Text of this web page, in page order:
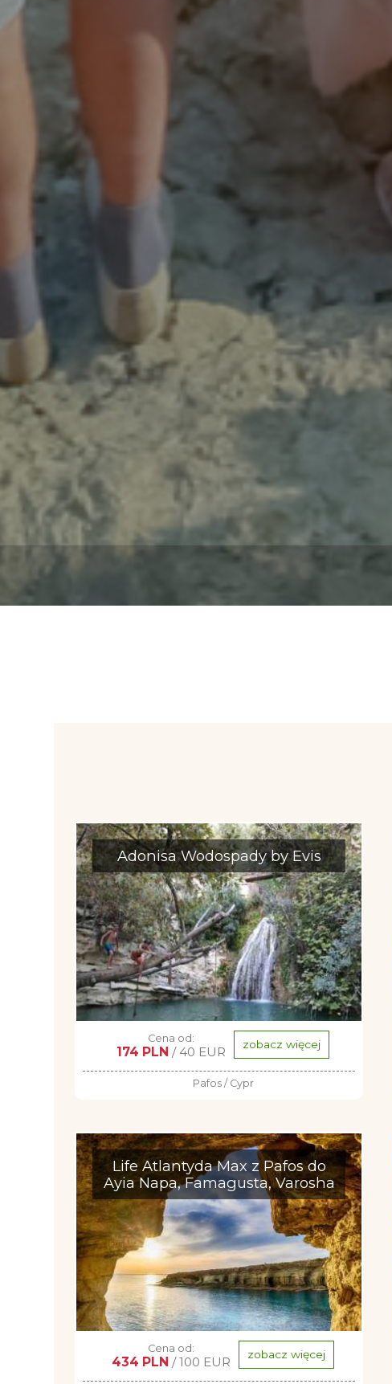
Adonisa Wodospady by Evis
Cena od:
174 PLN / 40 EUR zobacz więcej
Pafos / Cypr
Life Atlantyda Max z Pafos do
Ayia Napa, Famagusta, Varosha
Cena od:
434 PLN / 100 EUR zobacz więcej